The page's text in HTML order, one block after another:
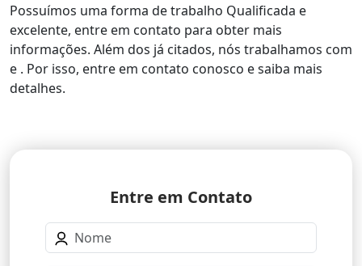
Possuímos uma forma de trabalho Qualificada e
excelente, entre em contato para obter mais
informações. Além dos já citados, nós trabalhamos com
e . Por isso, entre em contato conosco e saiba mais
detalhes.
Entre em Contato